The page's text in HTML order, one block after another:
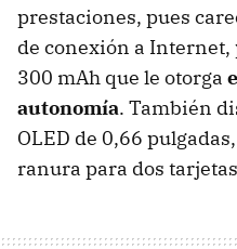
prestaciones, pues
de conexión a
300 mAh que le otorga
autonomía. También
OLED de 0,66
ranura para dos